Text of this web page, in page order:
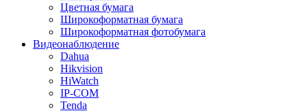
Цветная бумага
Широкоформатная бумага
Широкоформатная фотобумага
Видеонаблюдение
Dahua
Hikvision
HiWatch
IP-COM
Tenda